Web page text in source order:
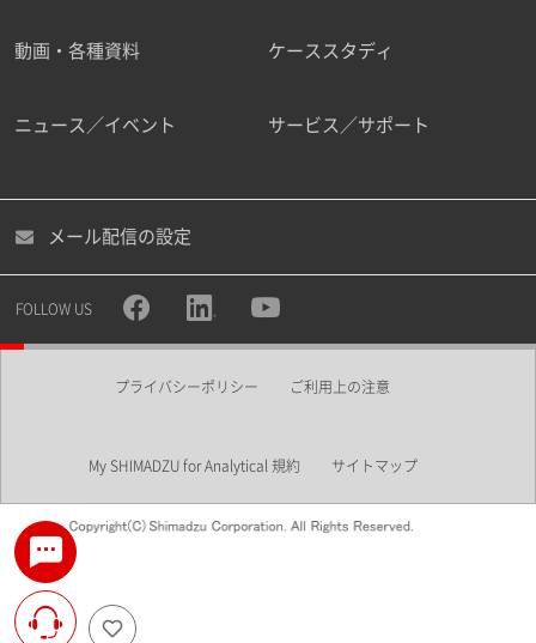
動画・各種資料 ケーススタディ
ニュース／イベント サービス／サポート
メール配信の設定
FOLLOW US
プライバシーポリシー ご利用上の注意
My SHIMADZU for Analytical 規約 サイトマップ